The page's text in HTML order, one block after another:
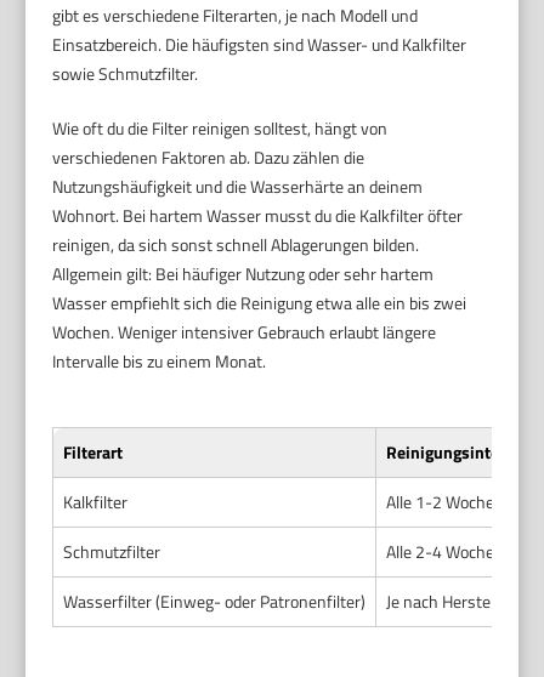
gibt es verschiedene Filterarten, je nach Modell und
Einsatzbereich. Die häufigsten sind Wasser- und Kalkfilter
sowie Schmutzfilter.
Wie oft du die Filter reinigen solltest, hängt von
verschiedenen Faktoren ab. Dazu zählen die
Nutzungshäufigkeit und die Wasserhärte an deinem
Wohnort. Bei hartem Wasser musst du die Kalkfilter öfter
reinigen, da sich sonst schnell Ablagerungen bilden.
Allgemein gilt: Bei häufiger Nutzung oder sehr hartem
Wasser empfiehlt sich die Reinigung etwa alle ein bis zwei
Wochen. Weniger intensiver Gebrauch erlaubt längere
Intervalle bis zu einem Monat.
Filterart
Reinigungsintervall
Kalkfilter
Alle 1-2 Wochen (bei
Schmutzfilter
Alle 2-4 Wochen
Wasserfilter (Einweg- oder Patronenfilter)
Je nach